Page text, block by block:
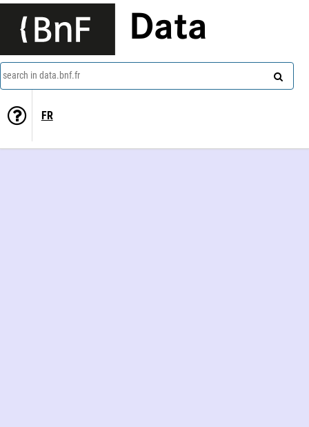
Data
search in data.bnf.fr
FR